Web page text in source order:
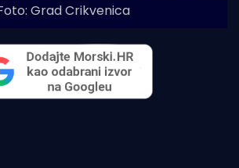
Grad Crikvenica